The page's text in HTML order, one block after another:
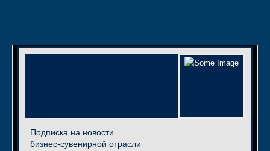
Подписка на новости
бизнес-сувенирной отрасли